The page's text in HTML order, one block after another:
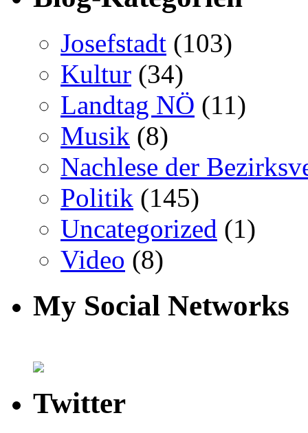
Josefstadt (103)
Kultur (34)
Landtag NÖ (11)
Musik (8)
Nachlese der
Politik (145)
Uncategorized (1)
Video (8)
My Social Networks
Twitter